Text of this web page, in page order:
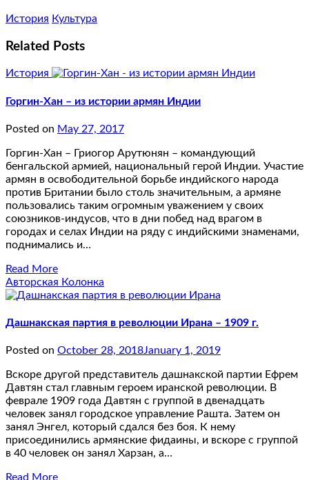
История Культура
Related Posts
История
Горгин-Хан – из истории армян Индии
Posted on May 27, 2017
Горгин-Хан – Гриогор Арутюнян – командующий
бенгальской армией, национальный герой Индии. Участие
армян в освободительной борьбе индийского народа
против Британии было столь значительным, а армяне
пользовались таким огромным уважением у своих
союзников-индусов, что в дни побед над врагом в
городах и селах Индии на ряду с индийскими знаменами,
поднимались и…
Read More
Авторская Колонка
Дашнакская партия в революции Ирана – 1909 г.
Posted on October 28, 2018January 1, 2019
Вскоре другой представитель дашнакской партии Ефрем
Давтян стал главным героем иранской революции. В
феврале 1909 года Давтян с группой в двенадцать
человек занял городское управление Рашта. Затем он
занял Энгел, который сдался без боя. К нему
присоединились армянские фидаины, и вскоре с группой
в 40 человек он занял Харзан, а…
Read More